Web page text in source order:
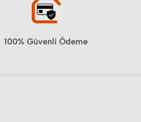
100% Güvenli Ödeme